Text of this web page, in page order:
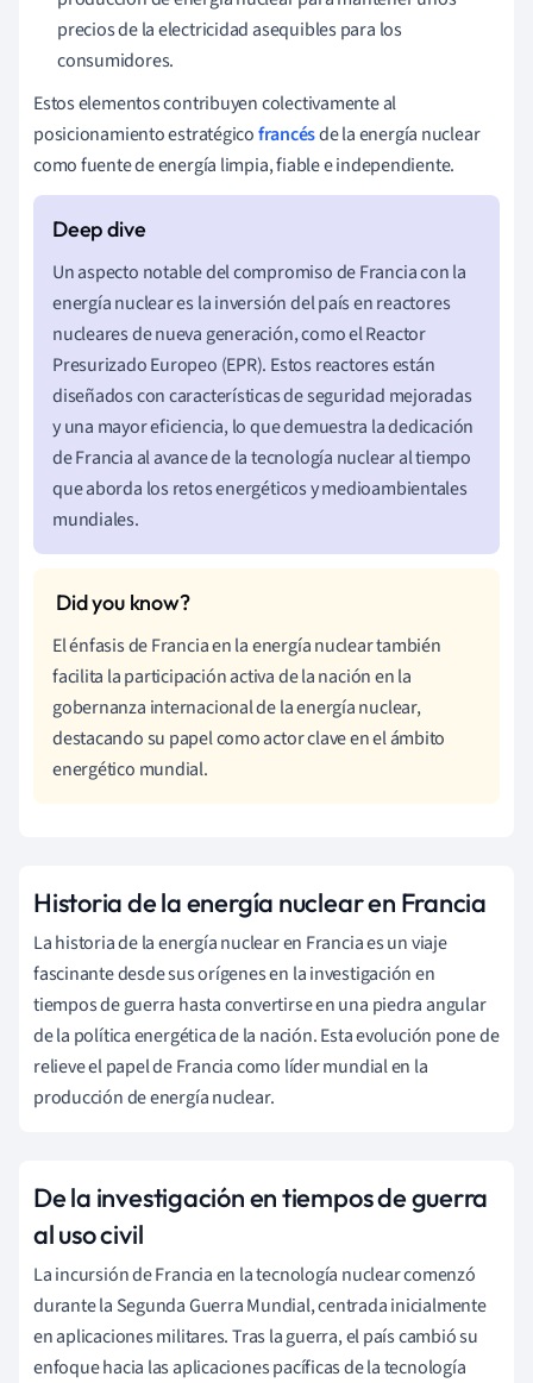
precios de la electricidad asequibles para los
consumidores.
Estos elementos contribuyen colectivamente al
posicionamiento estratégicofrancésde la energía nuclear
como fuente de energía limpia, fiable e independiente.
Un aspecto notable del compromiso de Francia con la
energía nuclear es la inversión del país en reactores
nucleares de nueva generación, como el Reactor
Presurizado Europeo (EPR). Estos reactores están
diseñados con características de seguridad mejoradas
y una mayor eficiencia, lo que demuestra la dedicación
de Francia al avance de la tecnología nuclear al tiempo
que aborda los retos energéticos y medioambientales
mundiales.
El énfasis de Francia en la energía nuclear también
facilita la participación activa de la nación en la
gobernanza internacional de la energía nuclear,
destacando su papel como actor clave en el ámbito
energético mundial.
Historia de la energía nuclear en Francia
La historia de la energía nuclear en Francia es un viaje
fascinante desde sus orígenes en la investigación en
tiempos de guerra hasta convertirse en una piedra angular
de la política energética de la nación. Esta evolución pone de
relieve el papel de Francia como líder mundial en la
producción de energía nuclear.
De la investigación en tiempos de guerra
al uso civil
La incursión de Francia en la tecnología nuclear comenzó
durante la Segunda Guerra Mundial, centrada inicialmente
en aplicaciones militares. Tras la guerra, el país cambió su
enfoque hacia las aplicaciones pacíficas de la tecnología